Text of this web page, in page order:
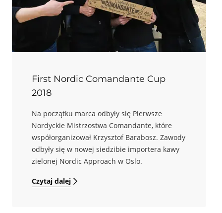
First Nordic Comandante Cup
2018
Na początku marca odbyły się Pierwsze
Nordyckie Mistrzostwa Comandante, które
współorganizował Krzysztof Barabosz. Zawody
odbyły się w nowej siedzibie importera kawy
zielonej Nordic Approach w Oslo.
Czytaj dalej